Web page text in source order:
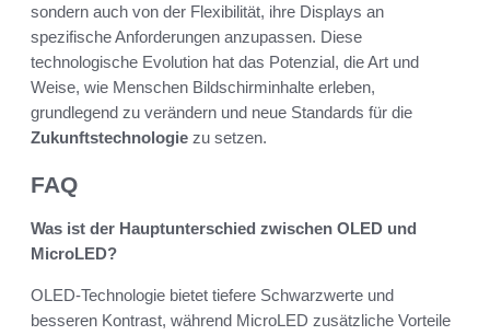
sondern auch von der Flexibilität, ihre Displays an
spezifische Anforderungen anzupassen. Diese
technologische Evolution hat das Potenzial, die Art und
Weise, wie Menschen Bildschirminhalte erleben,
grundlegend zu verändern und neue Standards für die
Zukunftstechnologie zu setzen.
FAQ
Was ist der Hauptunterschied zwischen OLED und
MicroLED?
OLED-Technologie bietet tiefere Schwarzwerte und
besseren Kontrast, während MicroLED zusätzliche Vorteile